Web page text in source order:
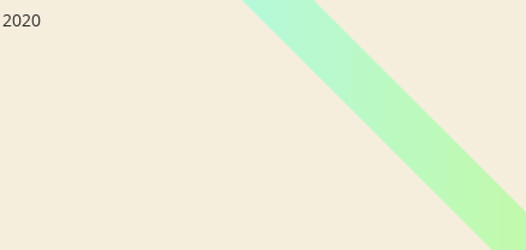
Amsterdam
New York Phoenix